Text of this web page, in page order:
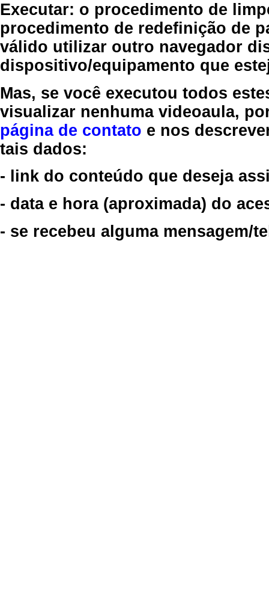
Executar: o procedimento de
procedimento de redefinição de
válido utilizar outro navegador
dispositivo/equipamento que
Mas, se você executou todos
visualizar nenhuma videoaula,
página de contato e nos
tais dados:
- link do conteúdo que deseja
- data e hora (aproximada) do
- se recebeu alguma mensagem/